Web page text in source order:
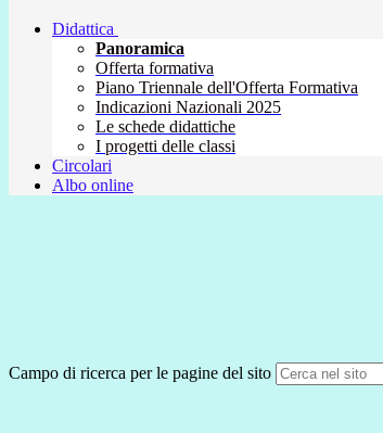
Didattica
Panoramica
Offerta formativa
Piano Triennale dell'Offerta Formativa
Indicazioni Nazionali 2025
Le schede didattiche
I progetti delle classi
Circolari
Albo online
Campo di ricerca per le pagine del sito